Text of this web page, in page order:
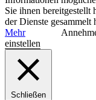
Sie ihnen bereitgestellt
der Dienste gesammelt
Mehr
einstellen
Schließen